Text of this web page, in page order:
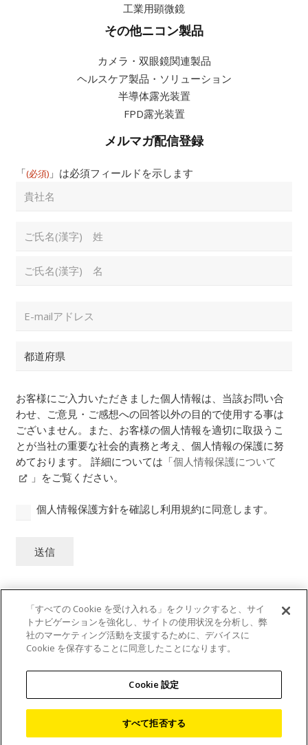
工業用顕微鏡
その他ニコン製品
カメラ・双眼鏡関連製品
ヘルスケア製品・ソリューション
半導体露光装置
FPD露光装置
メルマガ配信登録
「(必須)​」は必須フィールドを示します
社
Name(必
Address
(必
県
須)​
お客様にご入力いただきました個人情報は、当該お問い合
わせ、ご意見・ご感想への回答以外の目的で使用する事は
ございません。また、お客様の個人情報を適切に取扱うこ
とが当社の重要な社会的責務と考え、個人情報の保護に努
めております。 詳細については「個人情報保護について
」をご覧ください。
個人情報保護方針を確認し利用規約に同意します。
送信
個人情報保護について
利用規程
サイトマップ
「すべての Cookie を受け入れる」をクリックすると、サイ
トナビゲーションを強化し、サイトの使用状況を分析し、弊
社のマーケティング活動を支援するために、デバイスに
Cookie を保存することに同意したことになります。
Cookie 設定
すべて拒否する